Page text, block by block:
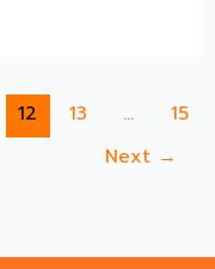
12 13 …
15
Next →